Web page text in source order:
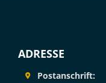
ADRESSE
Postanschrift: